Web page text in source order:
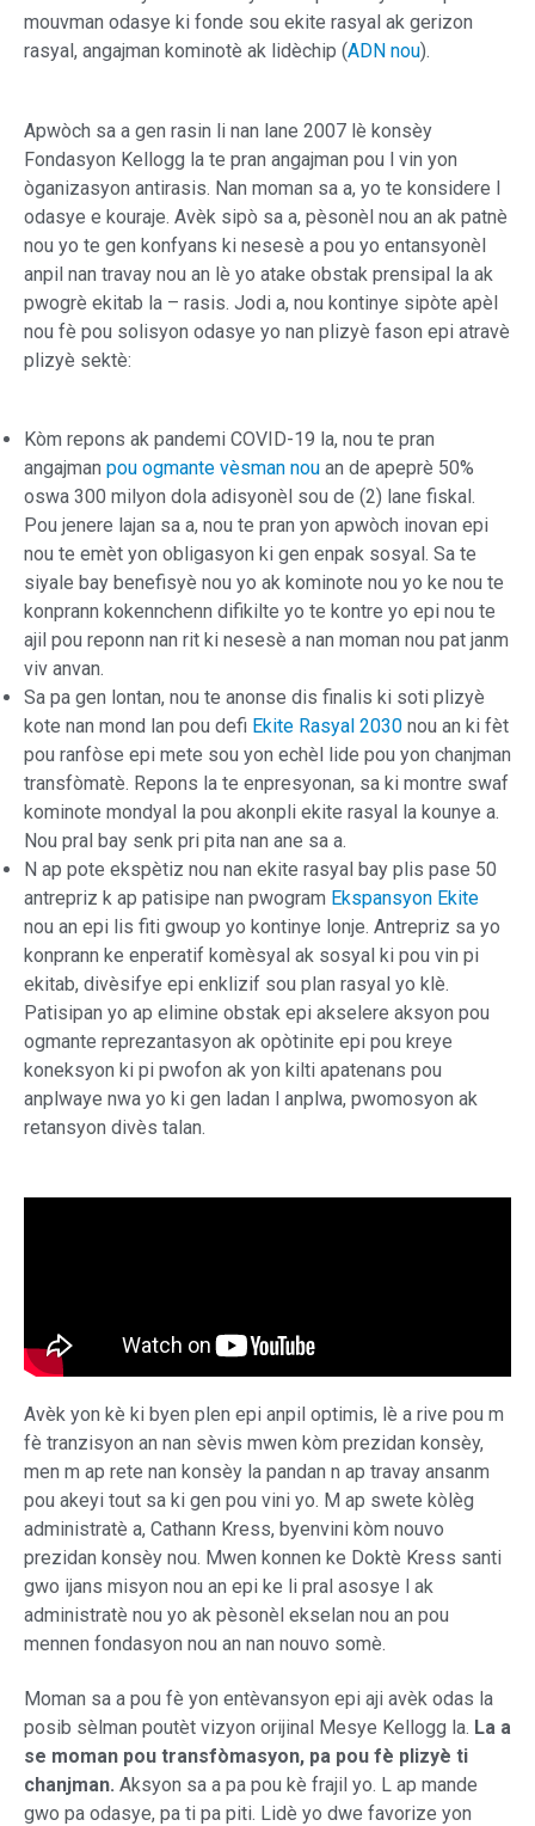
mouvman odasye ki fonde sou ekite rasyal ak gerizon
rasyal, angajman kominotè ak lidèchip (ADN nou).
Apwòch sa a gen rasin li nan lane 2007 lè konsèy
Fondasyon Kellogg la te pran angajman pou l vin yon
òganizasyon antirasis. Nan moman sa a, yo te konsidere l
odasye e kouraje. Avèk sipò sa a, pèsonèl nou an ak patnè
nou yo te gen konfyans ki nesesè a pou yo entansyonèl
anpil nan travay nou an lè yo atake obstak prensipal la ak
pwogrè ekitab la – rasis. Jodi a, nou kontinye sipòte apèl
nou fè pou solisyon odasye yo nan plizyè fason epi atravè
plizyè sektè:
Kòm repons ak pandemi COVID-19 la, nou te pran
angajman pou ogmante vèsman nou an de apeprè 50%
oswa 300 milyon dola adisyonèl sou de (2) lane fiskal.
Pou jenere lajan sa a, nou te pran yon apwòch inovan epi
nou te emèt yon obligasyon ki gen enpak sosyal. Sa te
siyale bay benefisyè nou yo ak kominote nou yo ke nou te
konprann kokennchenn difikilte yo te kontre yo epi nou te
ajil pou reponn nan rit ki nesesè a nan moman nou pat janm
viv anvan.
Sa pa gen lontan, nou te anonse dis finalis ki soti plizyè
kote nan mond lan pou defi Ekite Rasyal 2030 nou an ki fèt
pou ranfòse epi mete sou yon echèl lide pou yon chanjman
transfòmatè. Repons la te enpresyonan, sa ki montre swaf
kominote mondyal la pou akonpli ekite rasyal la kounye a.
Nou pral bay senk pri pita nan ane sa a.
N ap pote ekspètiz nou nan ekite rasyal bay plis pase 50
antrepriz k ap patisipe nan pwogram Ekspansyon Ekite
nou an epi lis fiti gwoup yo kontinye lonje. Antrepriz sa yo
konprann ke enperatif komèsyal ak sosyal ki pou vin pi
ekitab, divèsifye epi enklizif sou plan rasyal yo klè.
Patisipan yo ap elimine obstak epi akselere aksyon pou
ogmante reprezantasyon ak opòtinite epi pou kreye
koneksyon ki pi pwofon ak yon kilti apatenans pou
anplwaye nwa yo ki gen ladan l anplwa, pwomosyon ak
retansyon divès talan.
Avèk yon kè ki byen plen epi anpil optimis, lè a rive pou m
fè tranzisyon an nan sèvis mwen kòm prezidan konsèy,
men m ap rete nan konsèy la pandan n ap travay ansanm
pou akeyi tout sa ki gen pou vini yo. M ap swete kòlèg
administratè a, Cathann Kress, byenvini kòm nouvo
prezidan konsèy nou. Mwen konnen ke Doktè Kress santi
gwo ijans misyon nou an epi ke li pral asosye l ak
administratè nou yo ak pèsonèl ekselan nou an pou
mennen fondasyon nou an nan nouvo somè.
Moman sa a pou fè yon entèvansyon epi aji avèk odas la
posib sèlman poutèt vizyon orijinal Mesye Kellogg la. La a
se moman pou transfòmasyon, pa pou fè plizyè ti
chanjman. Aksyon sa a pa pou kè frajil yo. L ap mande
gwo pa odasye, pa ti pa piti. Lidè yo dwe favorize yon